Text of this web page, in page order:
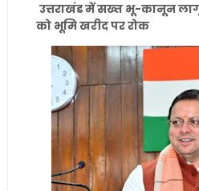
उत्तराखंड में सख्त भू-कानून लागू
को भूमि खरीद पर रोक